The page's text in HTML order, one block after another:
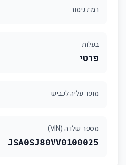
רמת גימור
בעלות
פרטי
מועד עליה לכביש
מספר שלדה (VIN)
JSA0SJ80VV0100025